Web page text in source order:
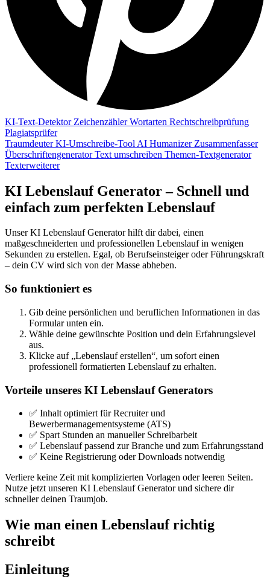
KI-Text-Detektor ZeichenzählerWortarten Rechtschreibprüfung
Plagiatsprüfer
TraumdeuterKI-Umschreibe-Tool AI Humanizer Zusammenfasser
ÜberschriftengeneratorText umschreiben Themen-Textgenerator
Texterweiterer
KI Lebenslauf Generator – Schnell und
einfach zum perfekten Lebenslauf
Unser KI Lebenslauf Generator hilft dir dabei, einen
maßgeschneiderten und professionellen Lebenslauf in wenigen
Sekunden zu erstellen. Egal, ob Berufseinsteiger oder Führungskraft
– dein CV wird sich von der Masse abheben.
So funktioniert es
Gib deine persönlichen und beruflichen Informationen in das
Formular unten ein.
Wähle deine gewünschte Position und dein Erfahrungslevel
aus.
Klicke auf „Lebenslauf erstellen“, um sofort einen
professionell formatierten Lebenslauf zu erhalten.
Vorteile unseres KI Lebenslauf Generators
✅ Inhalt optimiert für Recruiter und
Bewerbermanagementsysteme (ATS)
✅ Spart Stunden an manueller Schreibarbeit
✅ Lebenslauf passend zur Branche und zum Erfahrungsstand
✅ Keine Registrierung oder Downloads notwendig
Verliere keine Zeit mit komplizierten Vorlagen oder leeren Seiten.
Nutze jetzt unseren KI Lebenslauf Generator und sichere dir
schneller deinen Traumjob.
Wie man einen Lebenslauf richtig
schreibt
Einleitung